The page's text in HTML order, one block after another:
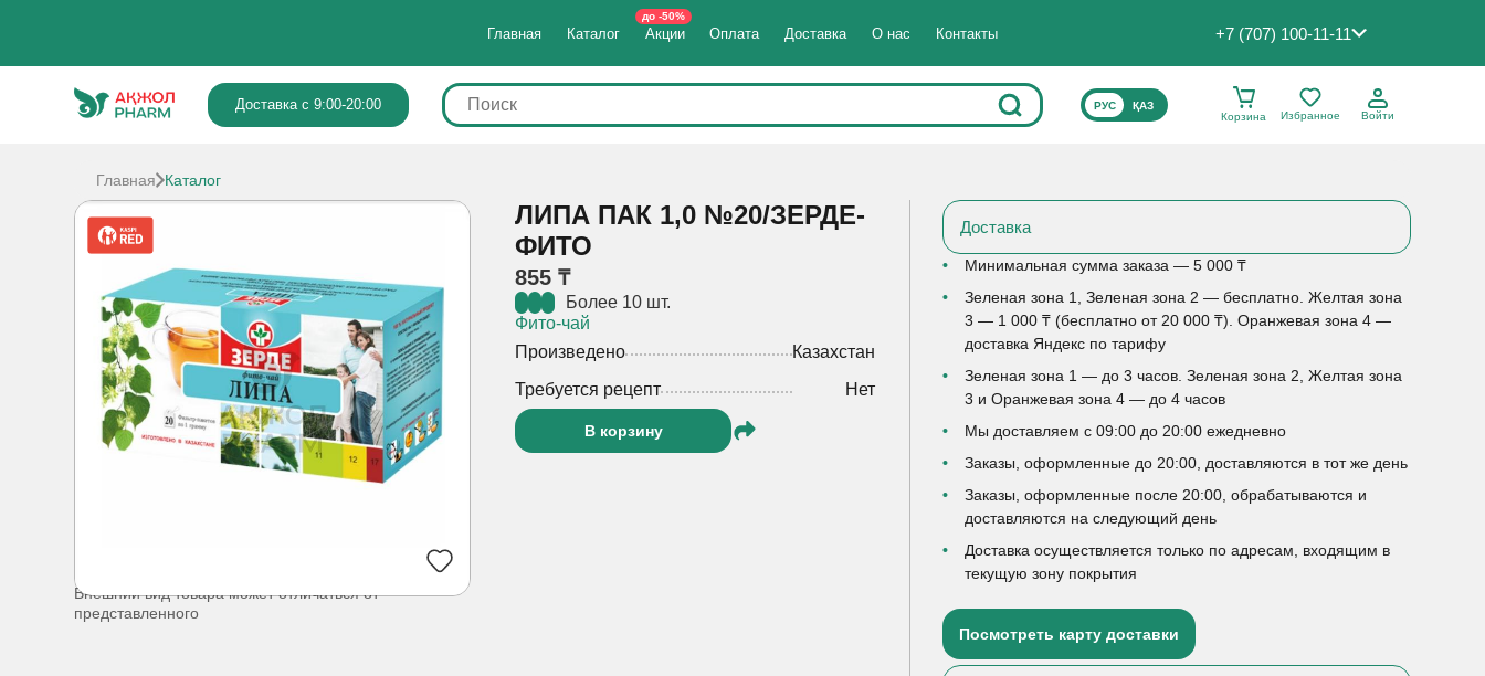
Главная Каталог Акции
до -50%
Оплата Доставка О нас Контакты +7 (707) 100-11-11
Доставка с 9:00-20:00 ВЫБЕРИТЕ ЯЗЫК САЙТА
РУС
ҚАЗ
Корзина
Избранное Войти
Главная Каталог
Внешний вид товара может отличаться от
представленного
ЛИПА ПАК 1,0 №20/ЗЕРДЕ-
ФИТО
855 ₸
Более 10 шт.
Фито-чай
Произведено
Казахстан
Требуется рецепт
Нет
В корзину
Доставка
Минимальная сумма заказа — 5 000 ₸
Зеленая зона 1, Зеленая зона 2 — бесплатно. Желтая зона
3 — 1 000 ₸ (бесплатно от 20 000 ₸). Оранжевая зона 4 —
доставка Яндекс по тарифу
Зеленая зона 1 — до 3 часов. Зеленая зона 2, Желтая зона
3 и Оранжевая зона 4 — до 4 часов
Мы доставляем с 09:00 до 20:00 ежедневно
Заказы, оформленные до 20:00, доставляются в тот же день
Заказы, оформленные после 20:00, обрабатываются и
доставляются на следующий день
Доставка осуществляется только по адресам, входящим в
текущую зону покрытия
Посмотреть карту доставки